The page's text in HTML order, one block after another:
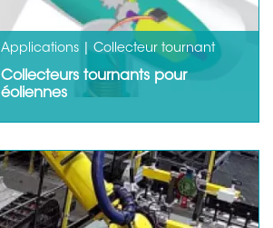
Applications | Collecteur tournant
Collecteurs tournants pour
éoliennes
mât qui la soutient peut en tourner
librement selon la…
LIRE LA SUITE